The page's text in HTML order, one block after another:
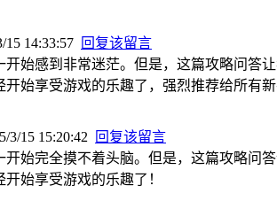
15 14:33:57 回复该留言
始感到非常迷茫。但是，这篇攻略问答
始享受游戏的乐趣了，强烈推荐给所有新
3/15 15:20:42
回复该留言
始完全摸不着头脑。但是，这篇攻略问
始享受游戏的乐趣了！